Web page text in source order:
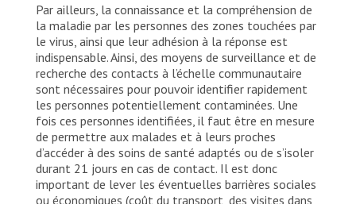
Par ailleurs, la connaissance et la compréhension de
la maladie par les personnes des zones touchées par
le virus, ainsi que leur adhésion à la réponse est
indispensable. Ainsi, des moyens de surveillance et de
recherche des contacts à l’échelle communautaire
sont nécessaires pour pouvoir identifier rapidement
les personnes potentiellement contaminées. Une
fois ces personnes identifiées, il faut être en mesure
de permettre aux malades et à leurs proches
d’accéder à des soins de santé adaptés ou de s’isoler
durant 21 jours en cas de contact. Il est donc
important de lever les éventuelles barrières sociales
ou économiques (coût du transport, des visites dans